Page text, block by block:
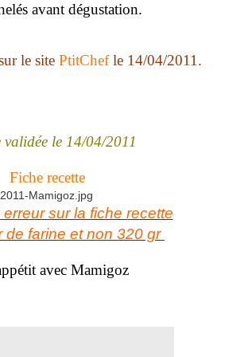
avant dégustation.
le site PtitChefle 14/04/2011.
validée le 14/04/2011
Fiche recette
sur la fiche recette
de farine et non 320 gr
avec Mamigoz